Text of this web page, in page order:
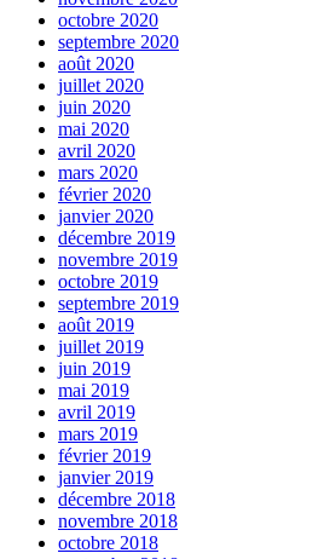
octobre 2020
septembre 2020
août 2020
juillet 2020
juin 2020
mai 2020
avril 2020
mars 2020
février 2020
janvier 2020
décembre 2019
novembre 2019
octobre 2019
septembre 2019
août 2019
juillet 2019
juin 2019
mai 2019
avril 2019
mars 2019
février 2019
janvier 2019
décembre 2018
novembre 2018
octobre 2018